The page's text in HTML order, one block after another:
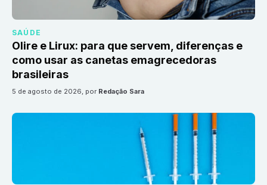
SAÚDE
Olire e Lirux: para que servem, diferenças e
como usar as canetas emagrecedoras
brasileiras
5 de agosto de 2026, por Redação Sara